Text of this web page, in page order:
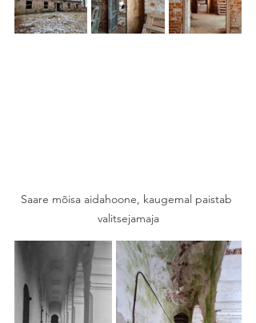
Saare mõisa aidahoone, kaugemal paistab
valitsejamaja